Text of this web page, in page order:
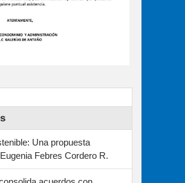
Una propuesta
Febres Cordero R.